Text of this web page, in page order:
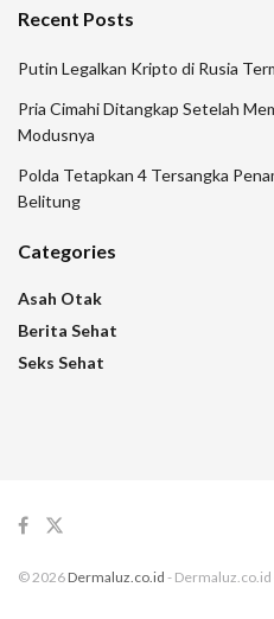
Recent Posts
Putin Legalkan Kripto di Rusia
Pria Cimahi Ditangkap Setelah
Modusnya
Polda Tetapkan 4 Tersangka
Belitung
Categories
Asah Otak
Berita Sehat
Seks Sehat
© 2026 Dermaluz.co.id - Dermaluz.co.id